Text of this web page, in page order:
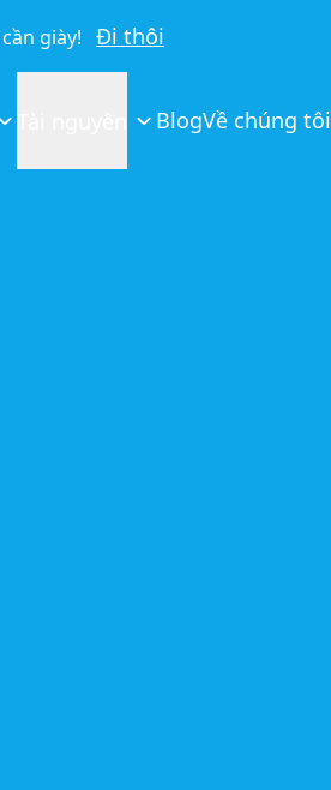
giày! Đi thôi
BlogVề chúng tôi